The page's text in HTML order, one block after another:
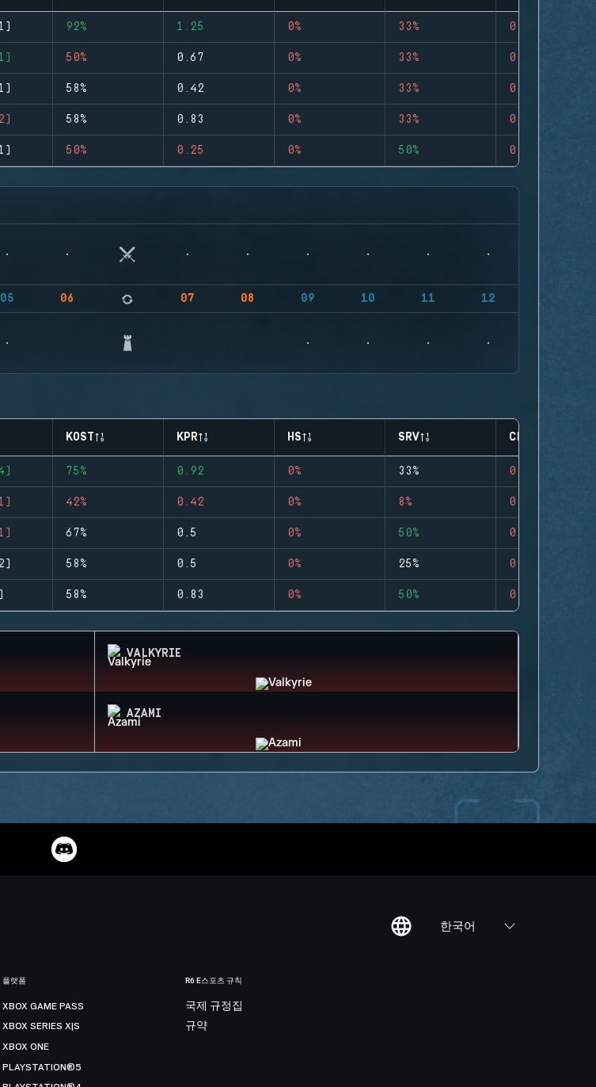
92% 1.25 0% 33% 0
50% 0.67 0% 33% 0
58% 0.42 0% 33% 0
58% 0.83 0% 33% 0
50% 0.25 0% 50% 0
05 06 07 08 09 10 11 12
KOST KPR HS SRV CLUTCHES
75% 0.92 0% 33% 0
42% 0.42 0% 8% 0
67% 0.5 0% 50% 0
58% 0.5 0% 25% 0
58% 0.83 0% 50% 0
VALKYRIE
AZAMI
한국어
플랫폼
XBOX GAME PASS
XBOX SERIES X|S
XBOX ONE
PLAYSTATION®5
R6 E스포츠 규칙
국제 규정집
규약